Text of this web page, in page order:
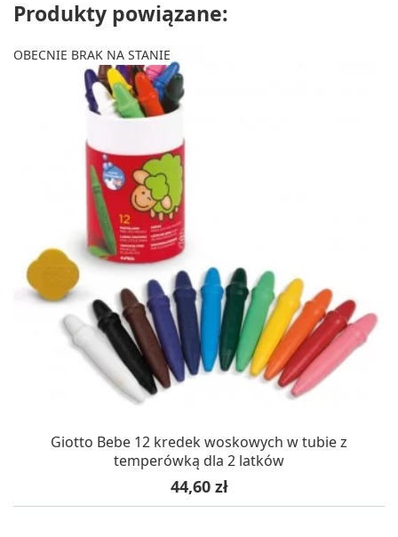
Produkty powiązane:
Giotto Bebe 12 kredek woskowych w tubie z
temperówką dla 2 latków
Cena
44,60 zł
OBECNIE BRAK NA STANIE